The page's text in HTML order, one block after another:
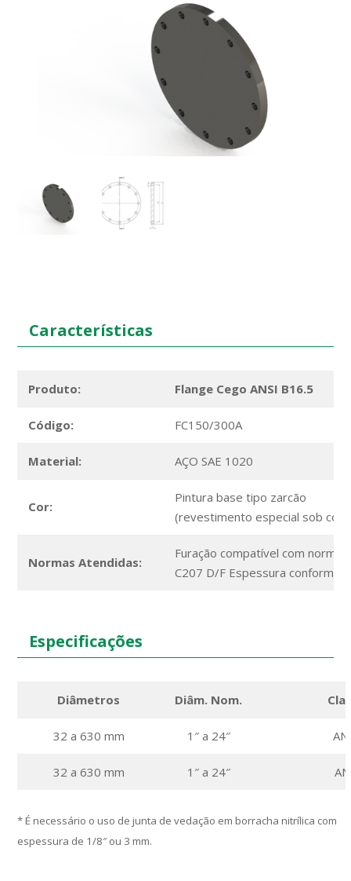
Características
Produto: Flange Cego ANSI B16.5
Código: FC150/300A
Material: AÇO SAE 1020
Cor:
Pintura base tipo zarcão
(revestimento especial sob
Normas Atendidas:
Furação compatível com
C207 D/F Espessura conforme
Especificações
Diâmetros Diâm. Nom.
32 a 630 mm 1″ a 24″
32 a 630 mm 1″ a 24″
* É necessário o uso de junta de vedação em borracha nitrílica com
espessura de 1/8″ ou 3 mm.